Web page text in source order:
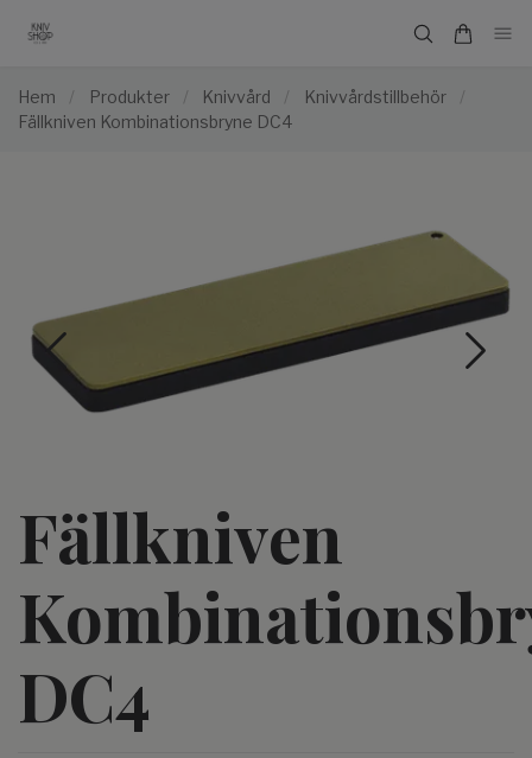
Hem / Produkter / Knivvård / Knivvårdstillbehör
/
Fällkniven Kombinationsbryne DC4
Fällkniven
DC4